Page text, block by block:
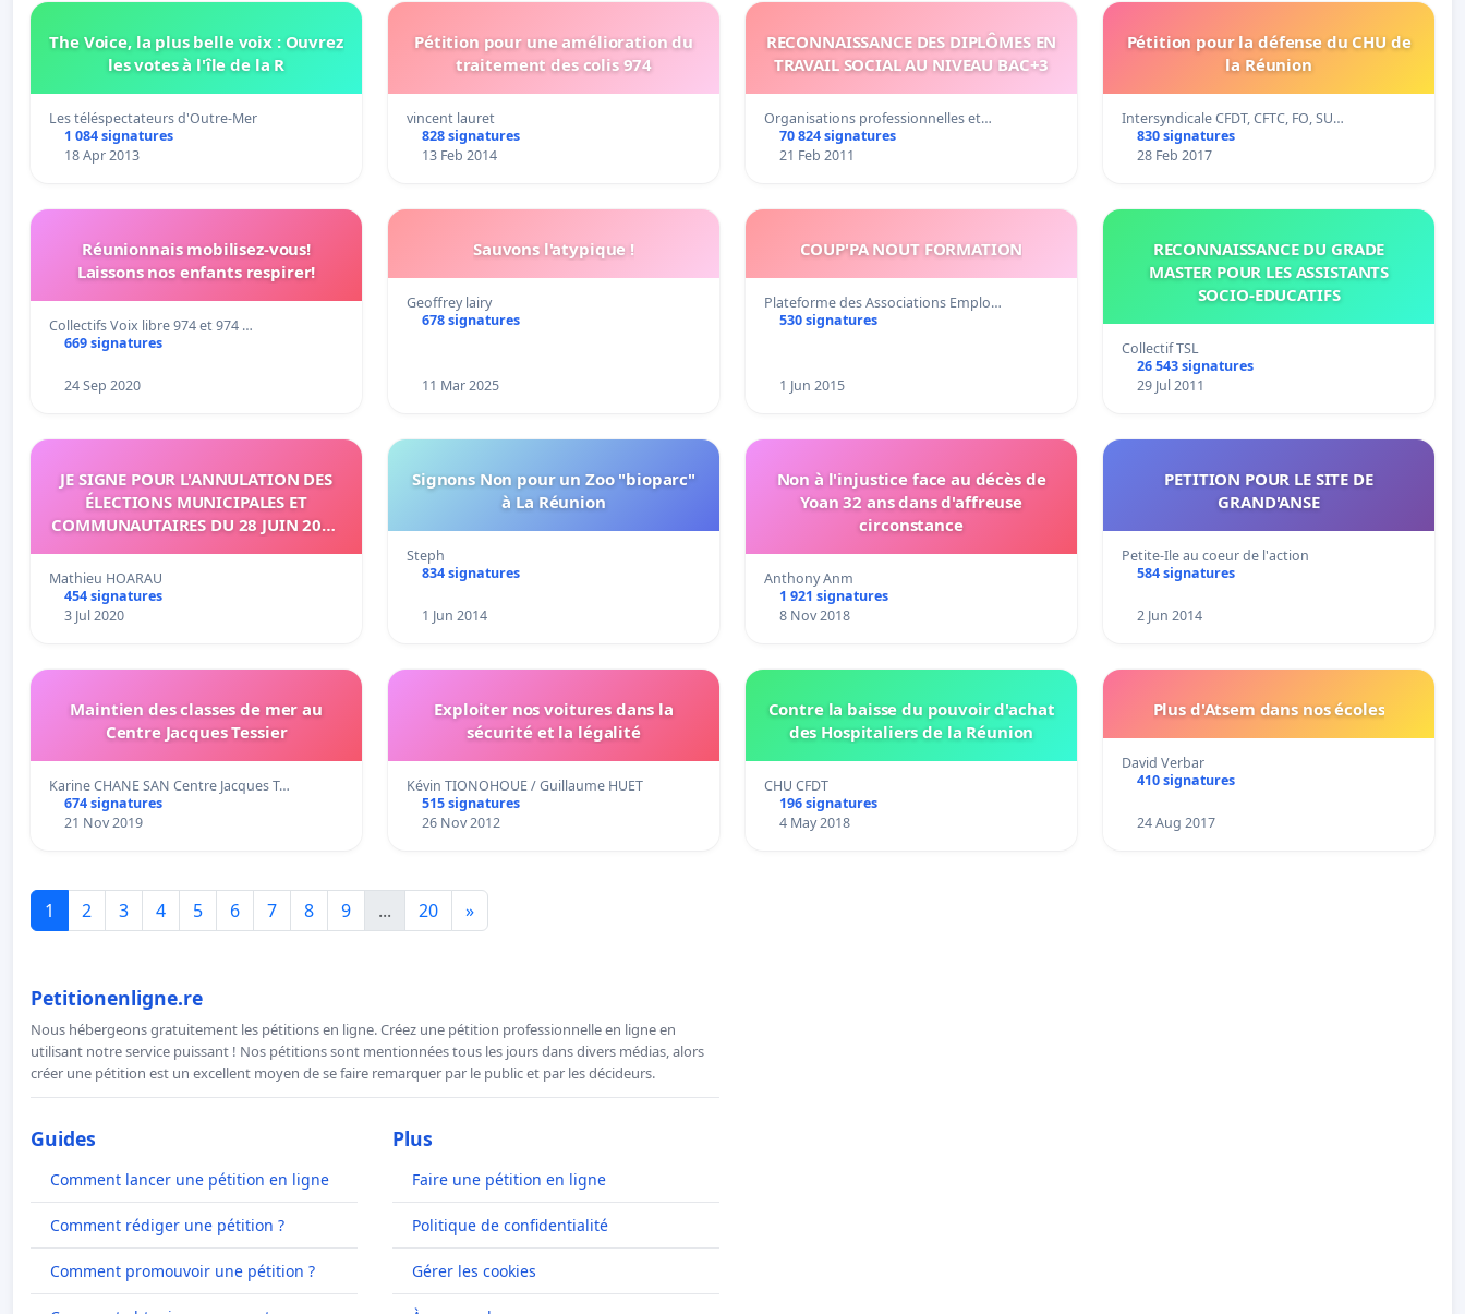
The Voice, la plus belle voix : Ouvrez
les votes à l'île de la R
Les téléspectateurs d'Outre-Mer
1 084 signatures
18 Apr 2013
Pétition pour une amélioration du
traitement des colis 974
vincent lauret
828 signatures
13 Feb 2014
RECONNAISSANCE DES DIPLÔMES EN
TRAVAIL SOCIAL AU NIVEAU BAC+3
Organisations professionnelles et…
70 824 signatures
21 Feb 2011
Pétition pour la défense du CHU de
la Réunion
Intersyndicale CFDT, CFTC, FO, SU…
830 signatures
28 Feb 2017
Réunionnais mobilisez-vous!
Laissons nos enfants respirer!
Collectifs Voix libre 974 et 974 …
669 signatures
24 Sep 2020
Sauvons l'atypique !
Geoffrey lairy
678 signatures
11 Mar 2025
COUP'PA NOUT FORMATION
Plateforme des Associations Emplo…
530 signatures
1 Jun 2015
RECONNAISSANCE DU GRADE
MASTER POUR LES ASSISTANTS
SOCIO-EDUCATIFS
Collectif TSL
26 543 signatures
29 Jul 2011
JE SIGNE POUR L'ANNULATION DES
ÉLECTIONS MUNICIPALES ET
COMMUNAUTAIRES DU 28 JUIN 2020
Mathieu HOARAU
454 signatures
3 Jul 2020
Signons Non pour un Zoo "bioparc"
à La Réunion
Steph
834 signatures
1 Jun 2014
Non à l'injustice face au décès de
Yoan 32 ans dans d'affreuse
circonstance
Anthony Anm
1 921 signatures
8 Nov 2018
PETITION POUR LE SITE DE
GRAND'ANSE
Petite-Ile au coeur de l'action
584 signatures
2 Jun 2014
Maintien des classes de mer au
Centre Jacques Tessier
Karine CHANE SAN Centre Jacques T…
674 signatures
21 Nov 2019
Exploiter nos voitures dans la
sécurité et la légalité
Kévin TIONOHOUE / Guillaume HUET
515 signatures
26 Nov 2012
Contre la baisse du pouvoir d'achat
des Hospitaliers de la Réunion
CHU CFDT
196 signatures
4 May 2018
Plus d'Atsem dans nos écoles
David Verbar
410 signatures
24 Aug 2017
1 2 3 4 5 6 7 8 9 ... 20 »
Petitionenligne.re
Nous hébergeons gratuitement les pétitions en ligne. Créez une pétition professionnelle en ligne en
utilisant notre service puissant ! Nos pétitions sont mentionnées tous les jours dans divers médias, alors
créer une pétition est un excellent moyen de se faire remarquer par le public et par les décideurs.
Guides
Comment lancer une pétition en ligne
Comment rédiger une pétition ?
Comment promouvoir une pétition ?
Plus
Faire une pétition en ligne
Politique de confidentialité
Gérer les cookies